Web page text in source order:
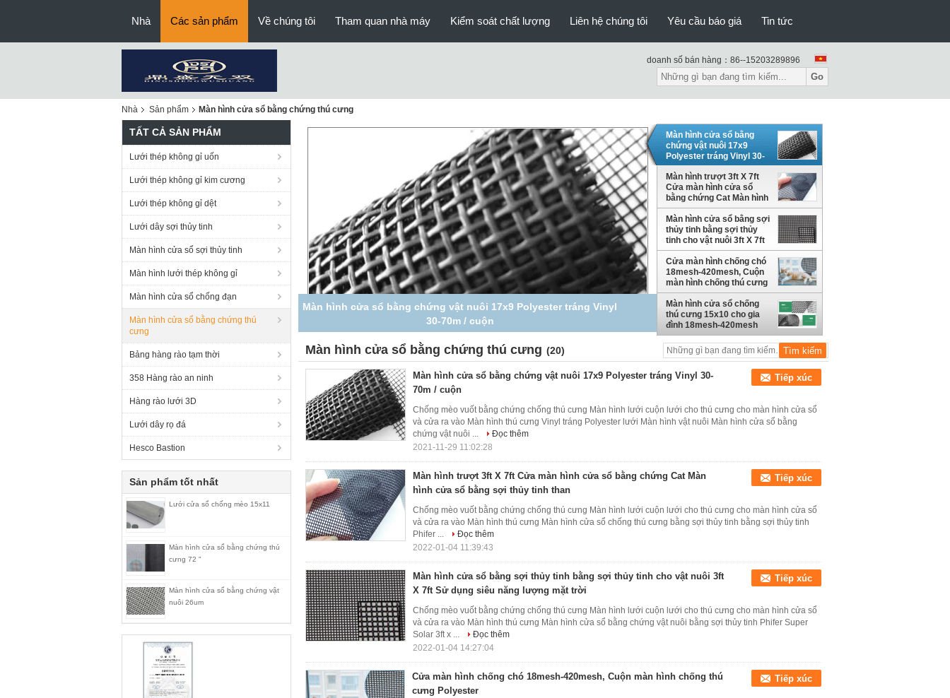
Nhà Các sản phẩm Về chúng tôi Tham quan nhà máy Kiểm soát chất lượng Liên hệ chúng tôi Yêu cầu báo giá Tin tức
doanh số bán hàng： 86--15203289896
Go
Nhà Sản phẩm Màn hình cửa sổ bằng chứng thú cưng
TẤT CẢ SẢN PHẨM
Lưới thép không gỉ uốn
Lưới thép không gỉ kim cương
Lưới thép không gỉ dệt
Lưới dây sợi thủy tinh
Màn hình cửa sổ sợi thủy tinh
Màn hình lưới thép không gỉ
Màn hình cửa sổ chống đạn
Màn hình cửa sổ bằng chứng thú
cưng
Bảng hàng rào tạm thời
358 Hàng rào an ninh
Hàng rào lưới 3D
Lưới dây rọ đá
Hesco Bastion
Sản phẩm tốt nhất
Lưới cửa sổ chống mèo 15x11
Màn hình cửa sổ bằng chứng thú
cưng 72 "
Màn hình cửa sổ bằng chứng vật
nuôi 26um
Màn hình trượt 3ft X 7ft Cửa màn hình cửa sổ bằng chứng Cat
Màn hình cửa sổ bằng sợi thủy tinh than
Màn hình cửa sổ bằng
chứng vật nuôi 17x9
Polyester tráng Vinyl 30-
70m / cuộn
Màn hình trượt 3ft X 7ft
Cửa màn hình cửa sổ
bằng chứng Cat Màn hình
cửa sổ bằng sợi thủy tinh
than
Màn hình cửa sổ bằng sợi
thủy tinh bằng sợi thủy
tinh cho vật nuôi 3ft X 7ft
Sử dụng siêu năng lượng
mặt trời
Cửa màn hình chống chó
18mesh-420mesh, Cuộn
màn hình chống thú cưng
Polyester
Màn hình cửa sổ chống
thú cưng 15x10 cho gia
đình 18mesh-420mesh
Không co giãn
Màn hình cửa sổ bằng chứng thú cưng (20)
Màn hình cửa sổ bằng chứng vật nuôi 17x9 Polyester tráng Vinyl 30-
70m / cuộn
Tiếp xúc
Chống mèo vuốt bằng chứng chống thú cưng Màn hình lưới cuộn lưới cho thú cưng cho màn hình cửa sổ
và cửa ra vào Màn hình thú cưng Vinyl tráng Polyester lưới Màn hình vật nuôi Màn hình cửa sổ bằng
chứng vật nuôi ...
Đọc thêm
2021-11-29 11:02:28
Màn hình trượt 3ft X 7ft Cửa màn hình cửa sổ bằng chứng Cat Màn
hình cửa sổ bằng sợi thủy tinh than
Tiếp xúc
Chống mèo vuốt bằng chứng chống thú cưng Màn hình lưới cuộn lưới cho thú cưng cho màn hình cửa sổ
và cửa ra vào Màn hình thú cưng Màn hình cửa sổ chống thú cưng bằng sợi thủy tinh bằng sợi thủy tinh
Phifer ...
Đọc thêm
2022-01-04 11:39:43
Màn hình cửa sổ bằng sợi thủy tinh bằng sợi thủy tinh cho vật nuôi 3ft
X 7ft Sử dụng siêu năng lượng mặt trời
Tiếp xúc
Chống mèo vuốt bằng chứng chống thú cưng Màn hình lưới cuộn lưới cho thú cưng cho màn hình cửa sổ
và cửa ra vào Màn hình thú cưng Màn hình cửa sổ bằng chứng vật nuôi bằng sợi thủy tinh Phifer Super
Solar 3ft x ...
Đọc thêm
2022-01-04 14:27:04
Cửa màn hình chống chó 18mesh-420mesh, Cuộn màn hình chống thú
cưng Polyester
Tiếp xúc